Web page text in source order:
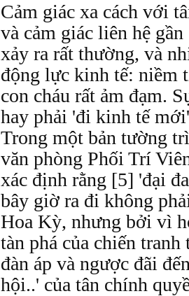
Cảm giác xa cách với
và cảm giác liên hệ
xảy ra rất thường, và
động lực kinh tế: niềm
con cháu rất ảm đạm.
hay phải 'đi kinh tế
Trong một bản tường
văn phòng Phối Trí
xác định rằng [5] 'đại
bây giờ ra đi không
Hoa Kỳ, nhưng bởi vì
tàn phá của chiến
đàn áp và ngược đãi
hội..' của tân chính